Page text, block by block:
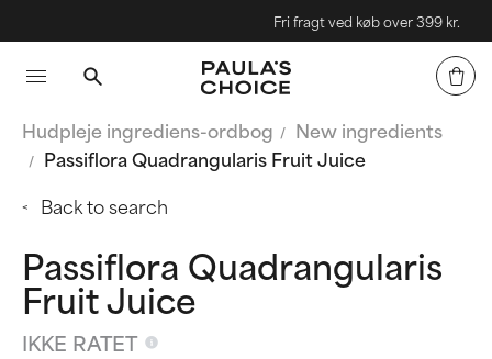
Fri fragt ved køb over 399 kr.
Hudpleje ingrediens-ordbog
New ingredients
Passiflora Quadrangularis Fruit Juice
Back to search
Passiflora Quadrangularis
Fruit Juice
IKKE RATET